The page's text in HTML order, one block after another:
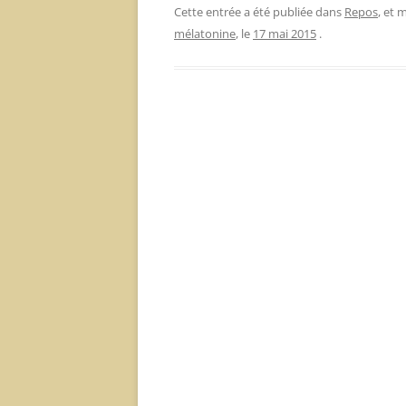
Cette entrée a été publiée dans Repos, et
mélatonine, le 17 mai 2015 .